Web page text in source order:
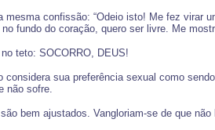
confissão: “Odeio isto! Me fez virar
fundo do coração, quero ser livre. Me
teto: SOCORRO, DEUS!
sua preferência sexual como
não sofre.
bem ajustados. Vangloriam-se de que